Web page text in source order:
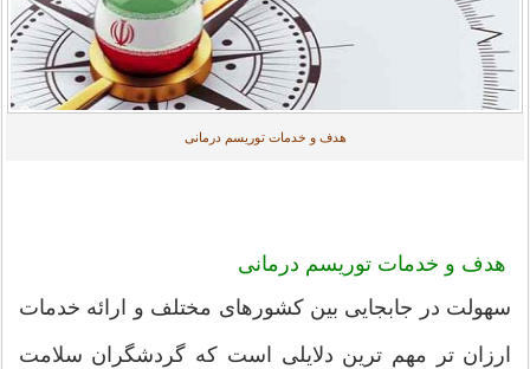
هدف و خدمات توریسم درمانی
هدف و خدمات توریسم درمانی
سهولت در جابجایی بین کشورهای مختلف و ارائه خدمات
ارزان تر مهم ترین دلایلی است که گردشگران سلامت